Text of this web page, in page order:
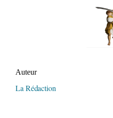
Auteur
La Rédaction